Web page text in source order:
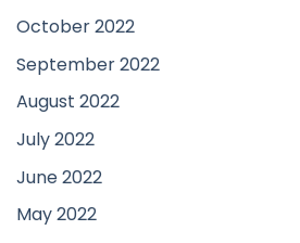
October 2022
September 2022
August 2022
July 2022
June 2022
May 2022